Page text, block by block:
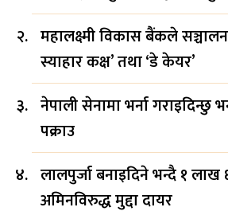
महालक्ष्मी विकास बैंकले
स्याहार कक्ष’ तथा ‘डे केयर’
नेपाली सेनामा भर्ना गराइदिन्छु
पक्राउ
लालपुर्जा बनाइदिने भन्दै १
अमिनविरुद्ध मुद्दा दायर